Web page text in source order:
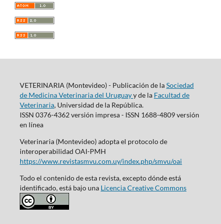
VETERINARIA (Montevideo) - Publicación de laSociedad
de Medicina Veterinaria del Uruguayy de la Facultad de
Veterinaria, Universidad de la República.
ISSN 0376-4362 versión impresa - ISSN 1688-4809 versión
en línea
Veterinaria (Montevideo) adopta el protocolo de
interoperabilidad OAI-PMH
https://www.revistasmvu.com.uy/index.php/smvu/oai
Todo el contenido de esta revista, excepto dónde está
identificado, está bajo una Licencia Creative Commons